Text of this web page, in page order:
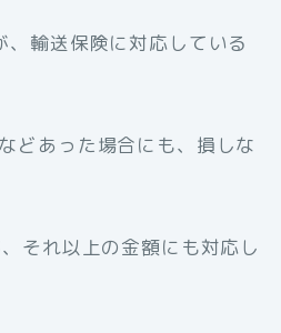
、輸送保険に対応している
どあった場合にも、損しな
それ以上の金額にも対応し